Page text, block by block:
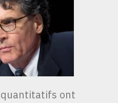
quantitatifs ont